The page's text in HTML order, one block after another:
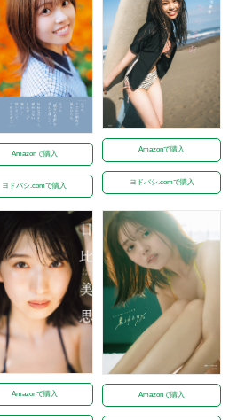
Amazonで購入
ヨドバシ.comで購入
Amazonで購入
ヨドバシ.comで購入
Amazonで購入 Amazonで購入